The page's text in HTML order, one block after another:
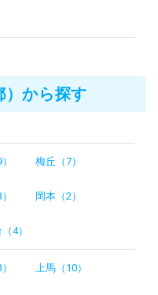
）から探す
梅丘（7）
岡本（2）
4）
上馬（10）